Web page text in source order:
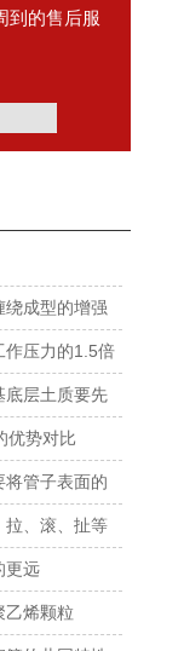
盘管/钢丝网骨架
管
)复合管连接及应
到的售后服
绕成型的增强
作压力的1.5倍
底层土质要先
优势对比
将管子表面的
拉、滚、扯等
更远
乙烯颗粒